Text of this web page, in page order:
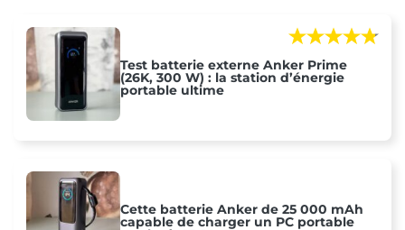
Test batterie externe Anker Prime
(26K, 300 W) : la station d’énergie
portable ultime
Cette batterie Anker de 25 000 mAh
capable de charger un PC portable